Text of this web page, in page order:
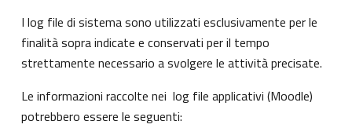
I log file di sistema sono utilizzati esclusivamente per le
finalità sopra indicate e conservati per il tempo
strettamente necessario a svolgere le attività precisate.
Le informazioni raccolte nei log file applicativi (Moodle)
potrebbero essere le seguenti: